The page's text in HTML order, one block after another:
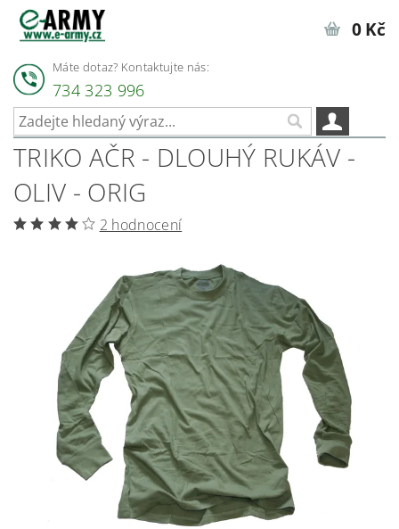
Máte dotaz? Kontaktujte nás:
734 323 996
0 Kč
TRIKO AČR - DLOUHÝ RUKÁV -
OLIV - ORIG
2 hodnocení